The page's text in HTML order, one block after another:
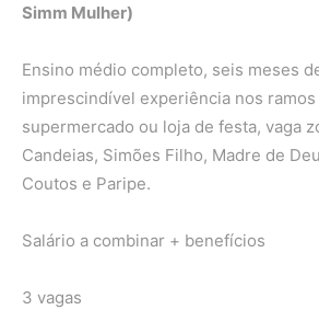
Simm Mulher)
Ensino médio completo, seis meses
imprescindível experiência nos ramos
supermercado ou loja de festa, vaga
Candeias, Simões Filho, Madre de
Coutos e Paripe.
Salário a combinar + benefícios
3 vagas